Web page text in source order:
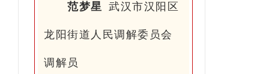
范梦星 武汉市汉阳区
龙阳街道人民调解委员会
调解员